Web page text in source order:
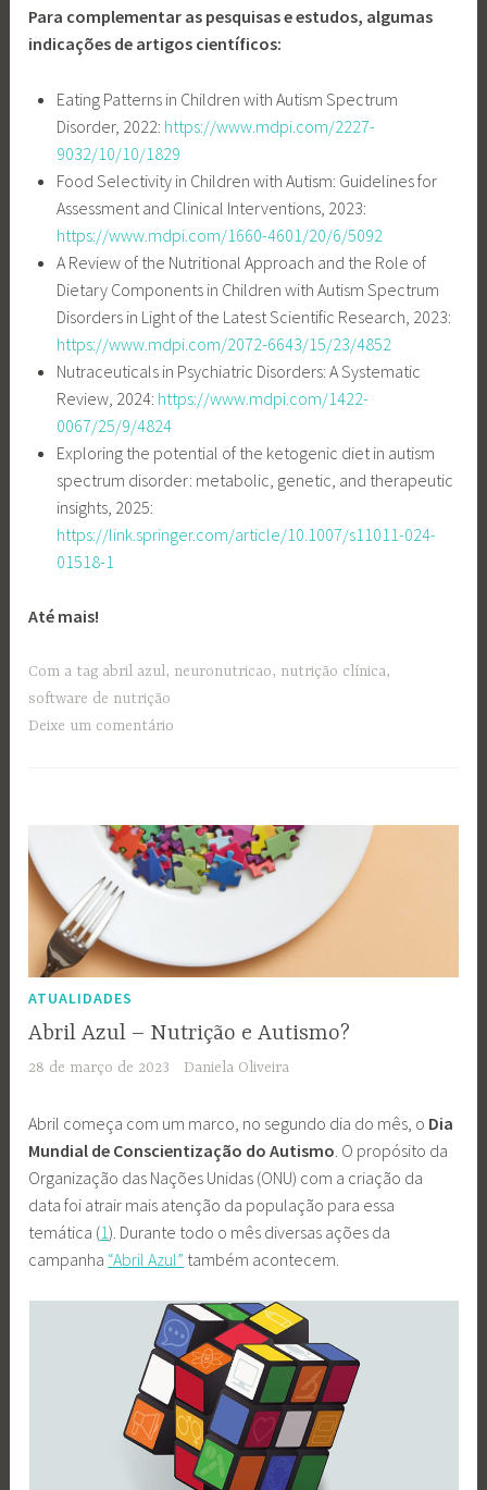
Para complementar as pesquisas e estudos, algumas
indicações de artigos científicos:
Eating Patterns in Children with Autism Spectrum
Disorder, 2022: https://www.mdpi.com/2227-
9032/10/10/1829
Food Selectivity in Children with Autism: Guidelines for
Assessment and Clinical Interventions, 2023:
https://www.mdpi.com/1660-4601/20/6/5092
A Review of the Nutritional Approach and the Role of
Dietary Components in Children with Autism Spectrum
Disorders in Light of the Latest Scientific Research, 2023:
https://www.mdpi.com/2072-6643/15/23/4852
Nutraceuticals in Psychiatric Disorders: A Systematic
Review, 2024: https://www.mdpi.com/1422-
0067/25/9/4824
Exploring the potential of the ketogenic diet in autism
spectrum disorder: metabolic, genetic, and therapeutic
insights, 2025:
https://link.springer.com/article/10.1007/s11011-024-
01518-1
Até mais!
Com a tag abril azul, neuronutricao, nutrição clínica,
software de nutrição
Deixe um comentário
ATUALIDADES
Abril Azul – Nutrição e Autismo?
28 de março de 2023 Daniela Oliveira
Abril começa com um marco, no segundo dia do mês, o Dia
Mundial de Conscientização do Autismo . O propósito da
Organização das Nações Unidas (ONU) com a criação da
data foi atrair mais atenção da população para essa
temática (1). Durante todo o mês diversas ações da
campanha “Abril Azul” também acontecem.